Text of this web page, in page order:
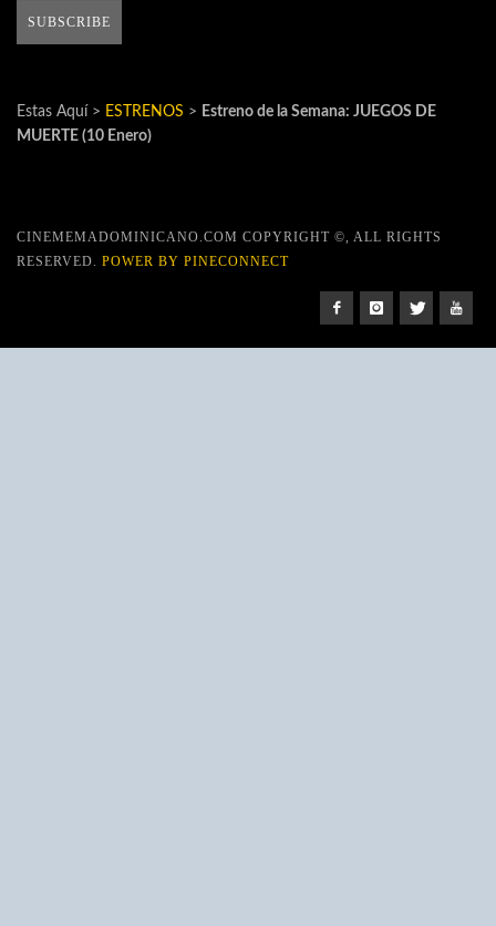
Estas Aquí > ESTRENOS > Estreno de la Semana: JUEGOS DE
MUERTE (10 Enero)
CINEMEMADOMINICANO.COM COPYRIGHT ©, ALL RIGHTS
RESERVED. POWER BY PINECONNECT